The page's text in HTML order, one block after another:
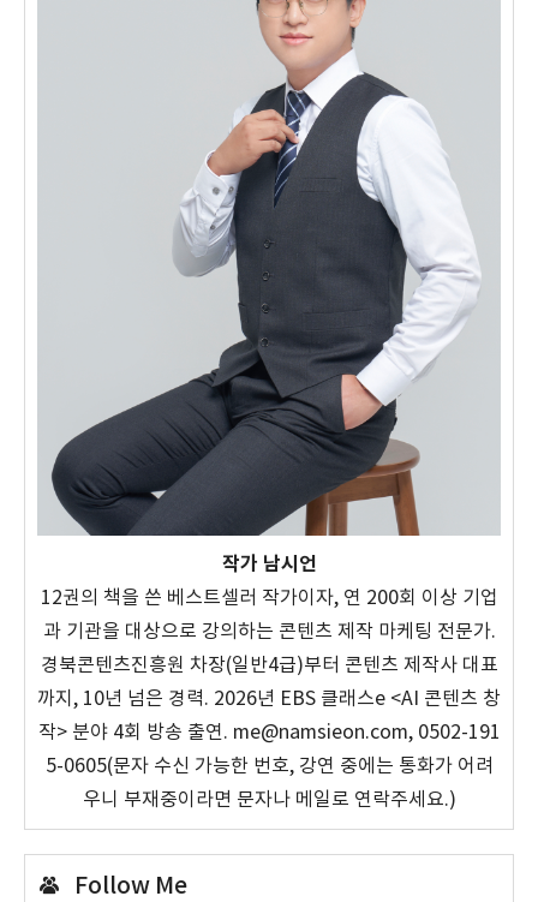
작가 남시언
12권의 책을 쓴 베스트셀러 작가이자, 연 200회 이상 기업
과 기관을 대상으로 강의하는 콘텐츠 제작 마케팅 전문가.
경북콘텐츠진흥원 차장(일반4급)부터 콘텐츠 제작사 대표
까지, 10년 넘은 경력. 2026년 EBS 클래스e <AI 콘텐츠 창
작> 분야 4회 방송 출연. me@namsieon.com, 0502-191
5-0605(문자 수신 가능한 번호, 강연 중에는 통화가 어려
우니 부재중이라면 문자나 메일로 연락주세요.)
Follow Me